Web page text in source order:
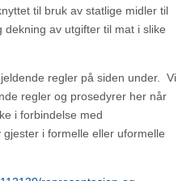
til bruk av statlige midler til
av utgifter til mat i slike
regler på siden under. Vi
regler og prosedyrer her når
i forbindelse med
i formelle eller uformelle